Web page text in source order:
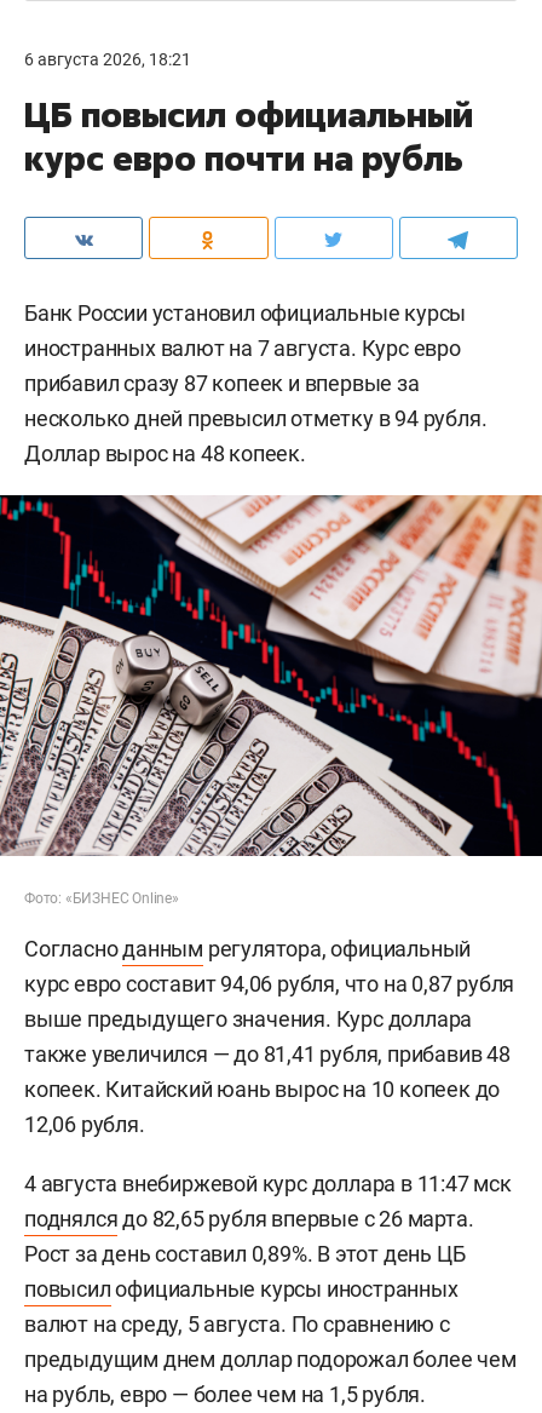
6 августа 2026, 18:21
ЦБ повысил официальный
курс евро почти на рубль
Банк России установил официальные курсы
иностранных валют на 7 августа. Курс евро
прибавил сразу 87 копеек и впервые за
несколько дней превысил отметку в 94 рубля.
Доллар вырос на 48 копеек.
Фото: «БИЗНЕС Online»
Согласноданным регулятора, официальный
курс евро составит 94,06 рубля, что на 0,87 рубля
выше предыдущего значения. Курс доллара
также увеличился — до 81,41 рубля, прибавив 48
копеек. Китайский юань вырос на 10 копеек до
12,06 рубля.
4 августа внебиржевой курс доллара в 11:47 мск
поднялсядо 82,65 рубля впервые с 26 марта.
Рост за день составил 0,89%. В этот день ЦБ
повысилофициальные курсы иностранных
валют на среду, 5 августа. По сравнению с
предыдущим днем доллар подорожал более чем
на рубль, евро — более чем на 1,5 рубля.